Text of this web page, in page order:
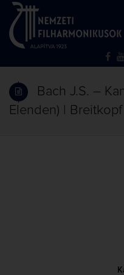
Bach J.S. –
Elenden) |